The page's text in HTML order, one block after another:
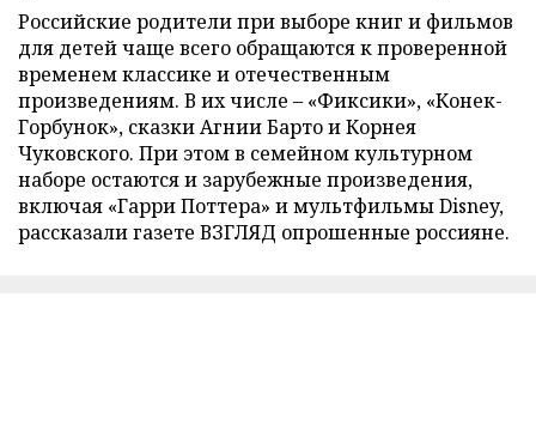
Российские родители при выборе книг и фильмов
для детей чаще всего обращаются к проверенной
временем классике и отечественным
произведениям. В их числе – «Фиксики», «Конек-
Горбунок», сказки Агнии Барто и Корнея
Чуковского. При этом в семейном культурном
наборе остаются и зарубежные произведения,
включая «Гарри Поттера» и мультфильмы Disney,
рассказали газете ВЗГЛЯД опрошенные россияне.